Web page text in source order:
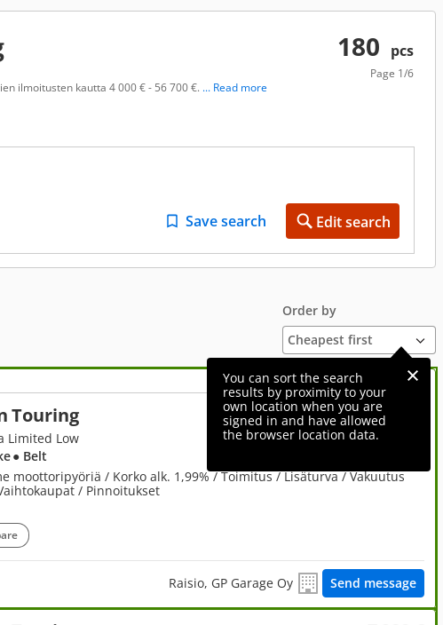
180 pcs
Page 1/6
ilmoitusten kautta 4 000 € - 56 700 €. ... Read more
Save search Edit search
Order by
You can sort the search
results by proximity to your
own location when you are
signed in and have allowed
the browser location data.
Touring 23 980 €
Limited Low
● Belt
moottoripyöriä / Korko alk. 1,99% / Toimitus / Lisäturva / Vakuutus
/ Pinnoitukset
Raisio, GP Garage Oy Send message